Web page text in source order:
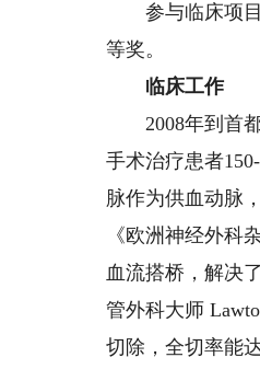
参与临床项目
等奖。
临床工作
2008年到首都
手术治疗患者
脉作为供血动脉
《欧洲神经外科
血流搭桥，解决
管外科大师
切除，全切率能